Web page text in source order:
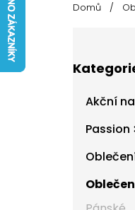
Akční
Domů /
kategorie
Akční
Passion